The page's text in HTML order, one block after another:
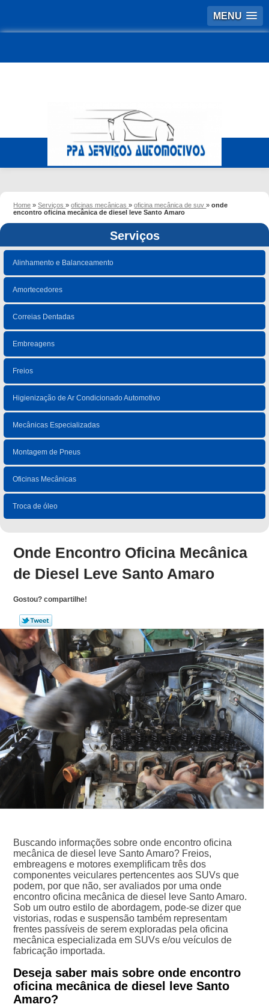
MENU
Home »Serviços»oficinas mecânicas»oficina mecânica de suv»onde
encontro oficina mecânica de diesel leve Santo Amaro
Serviços
Alinhamento e Balanceamento
Amortecedores
Correias Dentadas
Embreagens
Freios
Higienização de Ar Condicionado Automotivo
Mecânicas Especializadas
Montagem de Pneus
Oficinas Mecânicas
Troca de óleo
Onde Encontro Oficina Mecânica
de Diesel Leve Santo Amaro
Gostou? compartilhe!
Buscando informações sobre onde encontro oficina
mecânica de diesel leve Santo Amaro? Freios,
embreagens e motores exemplificam três dos
componentes veiculares pertencentes aos SUVs que
podem, por que não, ser avaliados por uma onde
encontro oficina mecânica de diesel leve Santo Amaro.
Sob um outro estilo de abordagem, pode-se dizer que
vistorias, rodas e suspensão também representam
frentes passíveis de serem exploradas pela oficina
mecânica especializada em SUVs e/ou veículos de
fabricação importada.
Deseja saber mais sobre onde encontro
oficina mecânica de diesel leve Santo
Amaro?